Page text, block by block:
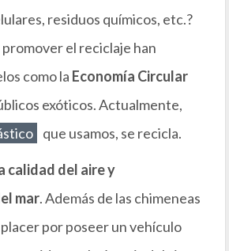
residuos químicos, etc.?
el reciclaje han
como la Economía Circular
exóticos. Actualmente,
que usamos, se recicla.
calidad del aire y
mar. Además de las chimeneas
por poseer un vehículo